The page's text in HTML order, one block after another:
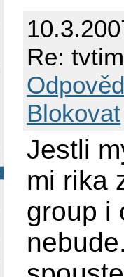
Re:
Blokovat
Jestli
mi rika
group i